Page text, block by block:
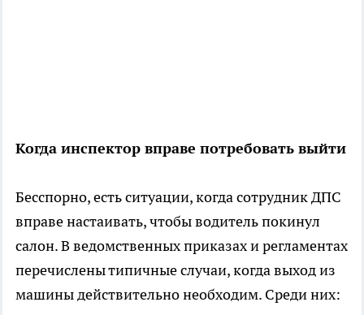
Когда инспектор вправе потребовать выйти
Бесспорно, есть ситуации, когда сотрудник ДПС
вправе настаивать, чтобы водитель покинул
салон. В ведомственных приказах и регламентах
перечислены типичные случаи, когда выход из
машины действительно необходим. Среди них: